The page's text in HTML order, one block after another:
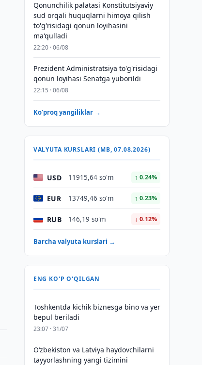
Qonunchilik palatasi Konstitutsiyaviy
sud orqali huquqlarni himoya qilish
to'g'risidagi qonun loyihasini
ma'qulladi
22:20 · 06/08
Prezident Administratsiya to'g'risidagi
qonun loyihasi Senatga yuborildi
22:15 · 06/08
Ko'proq yangiliklar →
VALYUTA KURSLARI (MB, 07.08.2026)
USD 11915,64 so'm ↑ 0.24%
EUR 13749,46 so'm ↑ 0.23%
RUB 146,19 so'm ↓ 0.12%
Barcha valyuta kurslari →
ENG KO'P O'QILGAN
Toshkentda kichik biznesga bino va yer
bepul beriladi
23:07 · 31/07
Oʻzbekiston va Latviya haydovchilarni
tayyorlashning yangi tizimini